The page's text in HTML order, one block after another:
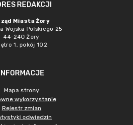
REDAKCJI
Miasta Żory
Wojska Polskiego 25
44-240 Żory
1, pokój 102
INFORMACJE
Mapa strony
wykorzystanie
Rejestr zmian
odwiedzin